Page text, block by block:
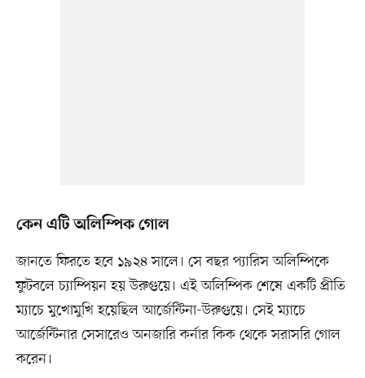
কেন এটি অলিম্পিক গোল
জানতে ফিরতে হবে ১৯২৪ সালে। সে বছর প্যারিস অলিম্পিকে
ফুটবলে চ্যাম্পিয়ন হয় উরুগুয়ে। এই অলিম্পিক শেষে একটি প্রীতি
ম্যাচে মুখোমুখি হয়েছিল আর্জেন্টিনা-উরুগুয়ে। সেই ম্যাচে
আর্জেন্টিনার সেসারেও অনজারি কর্নার কিক থেকে সরাসরি গোল
করেন।